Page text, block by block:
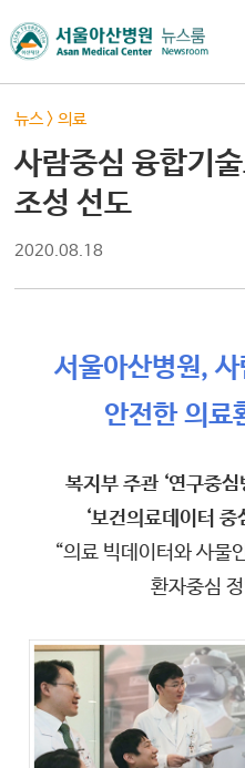
뉴스 >의료
사람중심 융합기
조성 선도
2020.08.18
서울아산병원,
안전한 의료
복지부 주관 ‘연구중
‘보건의료데이터
“의료 빅데이터와 사물
환자중심